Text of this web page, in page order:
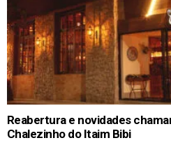
Reabertura e novidades
Chalezinho do Itaim Bibi